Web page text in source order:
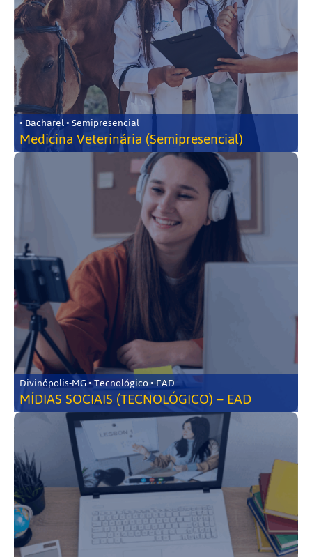
• Bacharel • Semipresencial
Medicina Veterinária (Semipresencial)
Divinópolis-MG • Tecnológico • EAD
MÍDIAS SOCIAIS (TECNOLÓGICO) – EAD